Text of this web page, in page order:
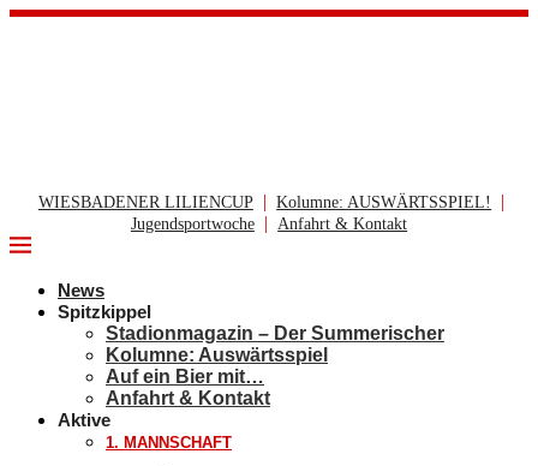
WIESBADENER LILIENCUP | Kolumne: AUSWÄRTSSPIEL! |
Jugendsportwoche | Anfahrt & Kontakt
News
Spitzkippel
Stadionmagazin – Der Summerischer
Kolumne: Auswärtsspiel
Auf ein Bier mit…
Anfahrt & Kontakt
Aktive
1. MANNSCHAFT